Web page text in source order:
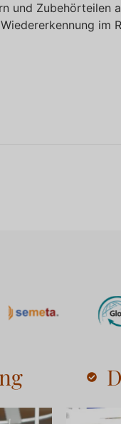
und Zubehörteilen
Wiedererkennung im